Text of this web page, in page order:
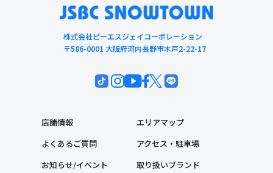
株式会社ピーエスジェイコーポレーション
〒586-0001 大阪府河内長野市木戸2-22-17
店舗情報
エリアマップ
よくあるご質問
アクセス・駐車場
お知らせ/イベント
取り扱いブランド